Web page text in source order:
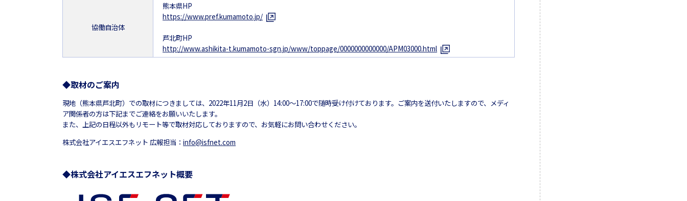
協働自治体
熊本県HP
https://www.pref.kumamoto.jp/
芦北町HP
http://www.ashikita-t.kumamoto-sgn.jp/www/toppage/0000000000000/APM03000.html
◆取材のご案内
現地（熊本県芦北町）での取材につきましては、2022年11月2日（水）14:00～17:00で随時受け付けております。ご案内を送付いたしますので、メディ
ア関係者の方は下記までご連絡をお願いいたします。
また、上記の日程以外もリモート等で取材対応しておりますので、お気軽にお問い合わせください。
株式会社アイエスエフネット 広報担当：info@isfnet.com
◆株式会社アイエスエフネット概要